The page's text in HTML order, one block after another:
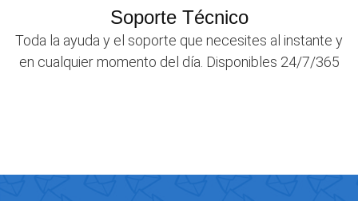
Soporte Técnico
Toda la ayuda y el soporte que necesites al instante y
en cualquier momento del día. Disponibles 24/7/365